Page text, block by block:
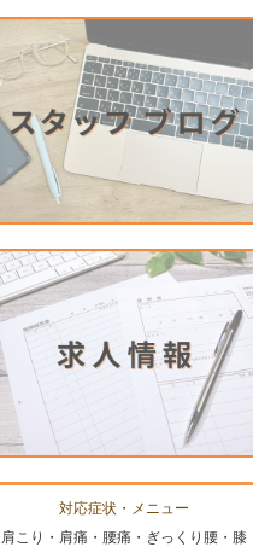
対応症状・メニュー
肩こり・肩痛・腰痛・ぎっくり腰・膝